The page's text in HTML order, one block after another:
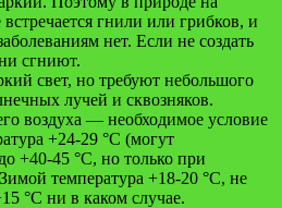
гнили или грибков, и
нет. Если не создать
сгниют.
свет, но требуют небольшого
лучей и сквозняков.
воздуха — необходимое условие
+24-29 °С (могут
+40-45 °С, но только при
температура +18-20 °С, не
°С ни в каком случае.